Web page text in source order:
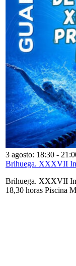
3 agosto: 18:30 -
Brihuega. XXXVII
Brihuega. XXXVII
18,30 horas Piscina